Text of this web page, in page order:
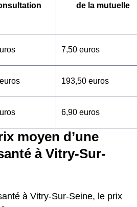
de la mutuelle
7,50 euros
193,50 euros
6,90 euros
moyen d’une
à Vitry-Sur-
à Vitry-Sur-Seine, le prix